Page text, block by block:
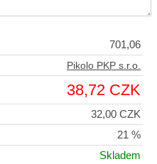
701,06
Pikolo PKP s.r.o.
38,72 CZK
32,00 CZK
21 %
Skladem